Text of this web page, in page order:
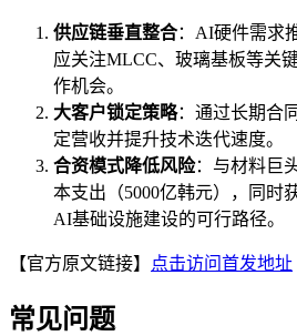
供应链垂直整合：AI硬件需求
应关注MLCC、玻璃基板等关
作机会。
大客户锁定策略：通过长期合
定营收并提升技术迭代速度。
合资模式降低风险：与材料巨
本支出（5000亿韩元），同时
AI基础设施建设的可行路径。
【官方原文链接】 点击访问首发地址
常见问题